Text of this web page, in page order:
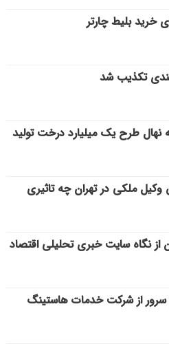
خرید بلیط چارتر
تکذیب شد
نهال طرح یک میلیارد درخت تولید
وکیل ملکی در تهران چه تاثیری
از نگاه سایت خبری تحلیلی اقتصاد
از شرکت خدمات هاستینگ